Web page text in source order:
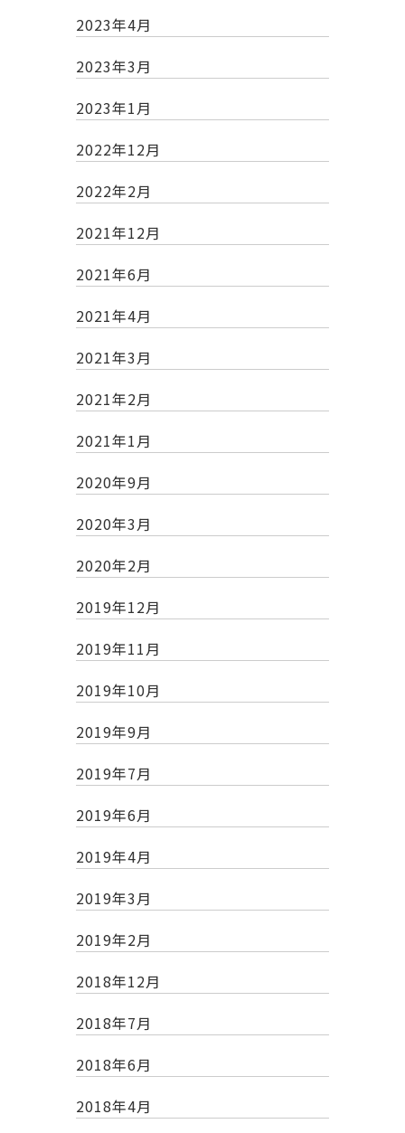
2023年4月
2023年3月
2023年1月
2022年12月
2022年2月
2021年12月
2021年6月
2021年4月
2021年3月
2021年2月
2021年1月
2020年9月
2020年3月
2020年2月
2019年12月
2019年11月
2019年10月
2019年9月
2019年7月
2019年6月
2019年4月
2019年3月
2019年2月
2018年12月
2018年7月
2018年6月
2018年4月